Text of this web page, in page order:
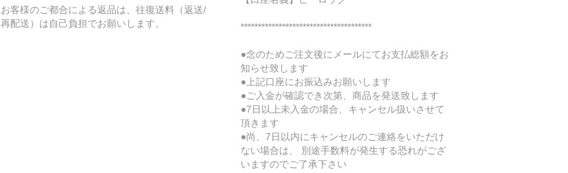
お客様のご都合による返品は、往復送料（返送/
再配送）は自己負担でお願いします。
**************************************
●念のためご注文後にメールにてお支払総額をお
知らせ致します
●上記口座にお振込みお願いします
●ご入金が確認でき次第、商品を発送致します
●7日以上未入金の場合、キャンセル扱いさせて
頂きます
●尚、7日以内にキャンセルのご連絡をいただけ
ない場合は、 別途手数料が発生する恐れがござ
いますのでご了承下さい